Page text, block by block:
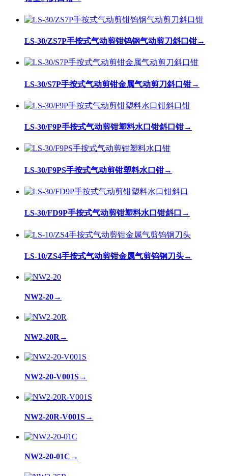
LS-30/ZS7P手按式气动剪钳钨钢气动剪刀斜口钳→
LS-30/S7P手按式气动剪钳金属气动剪刀斜口钳→
LS-30/F9P手按式气动剪钳塑料水口钳斜口钳→
LS-30/F9PS手按式气动剪钳塑料水口钳→
LS-30/FD9P手按式气动剪钳塑料水口钳斜口 →
LS-10/ZS4手按式气动剪钳金属气剪钨钢刀头→
NW2-20→
NW2-20R →
NW2-20-V001S→
NW2-20R-V001S→
NW2-20-01C →